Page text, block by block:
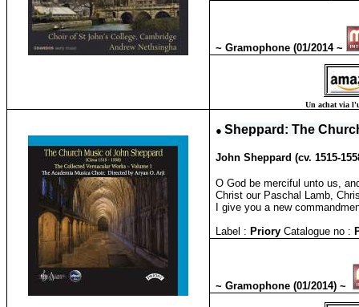
~ Gramophone (01/2014 ~
Un achat via
●Sheppard: The
John Sheppard (cv. 1515-
O God be merciful unto us,
Christ our Paschal Lamb,
I give you a new
Label : PrioryCatalogue no :
~ Gramophone (01/2014) ~